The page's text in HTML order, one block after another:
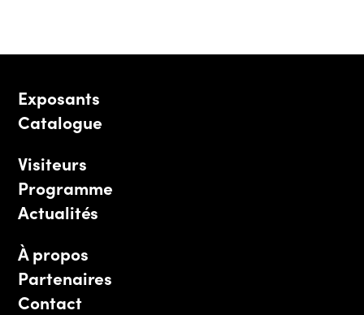
Exposants
Catalogue
Visiteurs
Programme
Actualités
À propos
Partenaires
Contact